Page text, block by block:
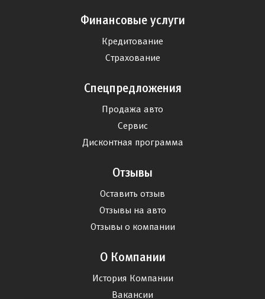
Финансовые услуги
Кредитование
Страхование
Спецпредложения
Продажа авто
Сервис
Дисконтная программа
Отзывы
Оставить отзыв
Отзывы на авто
Отзывы о компании
О Компании
История Компании
Вакансии